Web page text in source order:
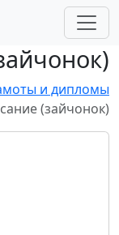
и дипломы
(зайчонок)